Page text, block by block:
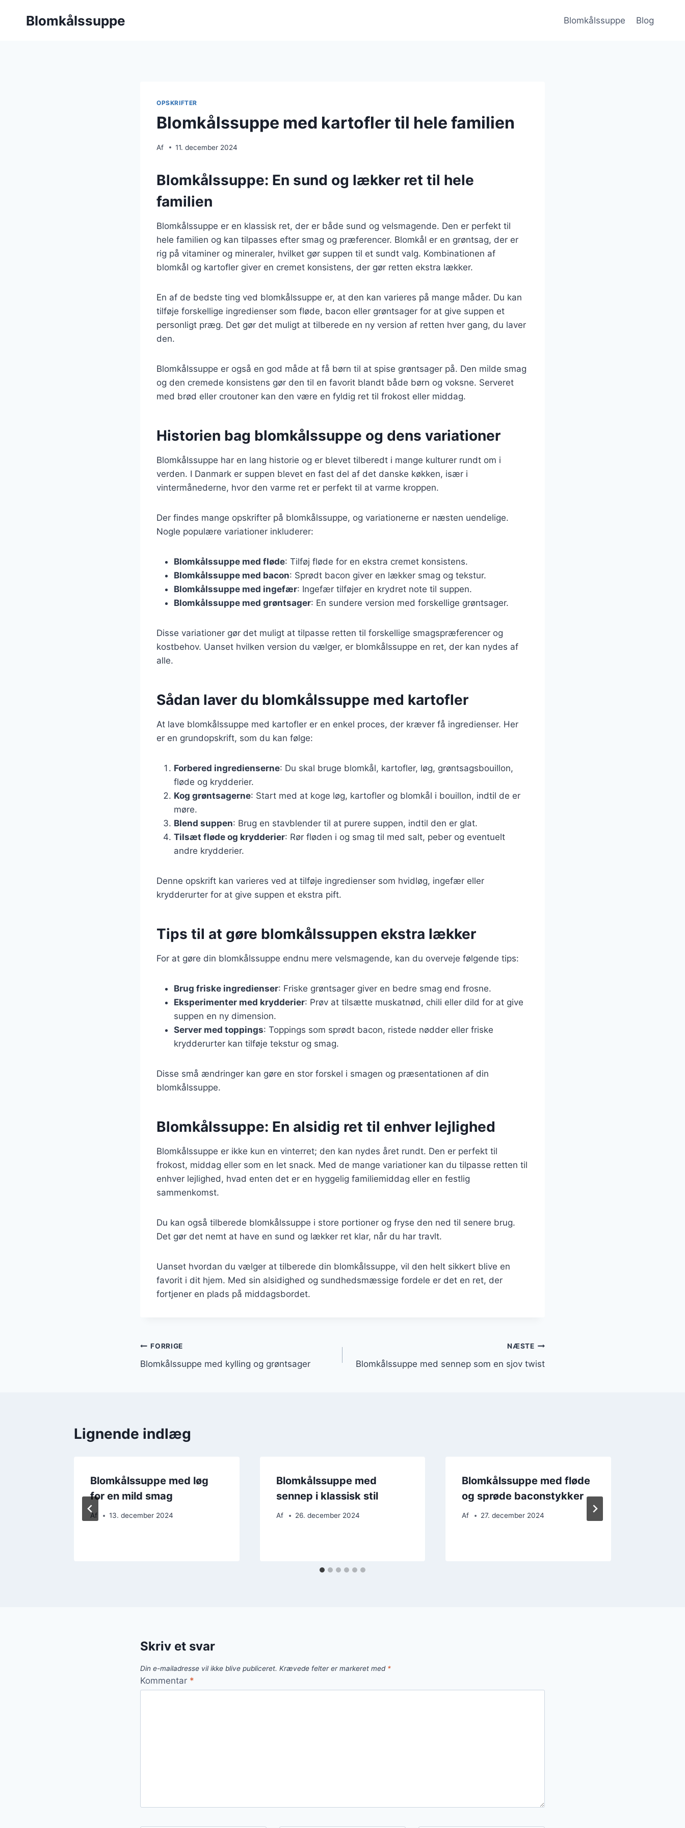
Blomkålssuppe Blomkålssuppe Blog
OPSKRIFTER
Blomkålssuppe med kartofler til hele familien
Af 11. december 2024
Blomkålssuppe: En sund og lækker ret til hele
familien
Blomkålssuppe er en klassisk ret, der er både sund og velsmagende. Den er perfekt til
hele familien og kan tilpasses efter smag og præferencer. Blomkål er en grøntsag, der er
rig på vitaminer og mineraler, hvilket gør suppen til et sundt valg. Kombinationen af
blomkål og kartofler giver en cremet konsistens, der gør retten ekstra lækker.
En af de bedste ting ved blomkålssuppe er, at den kan varieres på mange måder. Du kan
tilføje forskellige ingredienser som fløde, bacon eller grøntsager for at give suppen et
personligt præg. Det gør det muligt at tilberede en ny version af retten hver gang, du laver
den.
Blomkålssuppe er også en god måde at få børn til at spise grøntsager på. Den milde smag
og den cremede konsistens gør den til en favorit blandt både børn og voksne. Serveret
med brød eller croutoner kan den være en fyldig ret til frokost eller middag.
Historien bag blomkålssuppe og dens variationer
Blomkålssuppe har en lang historie og er blevet tilberedt i mange kulturer rundt om i
verden. I Danmark er suppen blevet en fast del af det danske køkken, især i
vintermånederne, hvor den varme ret er perfekt til at varme kroppen.
Der findes mange opskrifter på blomkålssuppe, og variationerne er næsten uendelige.
Nogle populære variationer inkluderer:
Blomkålssuppe med fløde: Tilføj fløde for en ekstra cremet konsistens.
Blomkålssuppe med bacon: Sprødt bacon giver en lækker smag og tekstur.
Blomkålssuppe med ingefær: Ingefær tilføjer en krydret note til suppen.
Blomkålssuppe med grøntsager: En sundere version med forskellige grøntsager.
Disse variationer gør det muligt at tilpasse retten til forskellige smagspræferencer og
kostbehov. Uanset hvilken version du vælger, er blomkålssuppe en ret, der kan nydes af
alle.
Sådan laver du blomkålssuppe med kartofler
At lave blomkålssuppe med kartofler er en enkel proces, der kræver få ingredienser. Her
er en grundopskrift, som du kan følge:
Forbered ingredienserne: Du skal bruge blomkål, kartofler, løg, grøntsagsbouillon,
fløde og krydderier.
Kog grøntsagerne: Start med at koge løg, kartofler og blomkål i bouillon, indtil de er
møre.
Blend suppen: Brug en stavblender til at purere suppen, indtil den er glat.
Tilsæt fløde og krydderier: Rør fløden i og smag til med salt, peber og eventuelt
andre krydderier.
Denne opskrift kan varieres ved at tilføje ingredienser som hvidløg, ingefær eller
krydderurter for at give suppen et ekstra pift.
Tips til at gøre blomkålssuppen ekstra lækker
For at gøre din blomkålssuppe endnu mere velsmagende, kan du overveje følgende tips:
Brug friske ingredienser: Friske grøntsager giver en bedre smag end frosne.
Eksperimenter med krydderier: Prøv at tilsætte muskatnød, chili eller dild for at give
suppen en ny dimension.
Server med toppings: Toppings som sprødt bacon, ristede nødder eller friske
krydderurter kan tilføje tekstur og smag.
Disse små ændringer kan gøre en stor forskel i smagen og præsentationen af din
blomkålssuppe.
Blomkålssuppe: En alsidig ret til enhver lejlighed
Blomkålssuppe er ikke kun en vinterret; den kan nydes året rundt. Den er perfekt til
frokost, middag eller som en let snack. Med de mange variationer kan du tilpasse retten til
enhver lejlighed, hvad enten det er en hyggelig familiemiddag eller en festlig
sammenkomst.
Du kan også tilberede blomkålssuppe i store portioner og fryse den ned til senere brug.
Det gør det nemt at have en sund og lækker ret klar, når du har travlt.
Uanset hvordan du vælger at tilberede din blomkålssuppe, vil den helt sikkert blive en
favorit i dit hjem. Med sin alsidighed og sundhedsmæssige fordele er det en ret, der
fortjener en plads på middagsbordet.
Indlægsnavigation
FORRIGE
Blomkålssuppe med kylling og grøntsager
NÆSTE
Blomkålssuppe med sennep som en sjov twist
Lignende indlæg
Blomkålssuppe med løg
for en mild smag
Af 13. december 2024
Blomkålssuppe med
sennep i klassisk stil
Af 26. december 2024
Blomkålssuppe med fløde
og sprøde baconstykker
Af 27. december 2024
Skriv et svar
Din e-mailadresse vil ikke blive publiceret. Krævede felter er markeret med *
Kommentar *